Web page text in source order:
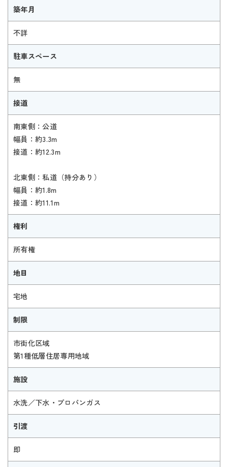
築年月
不詳
駐車スペース
無
接道
南東側：公道
幅員：約3.3m
接道：約12.3m
北東側：私道（持分あり）
幅員：約1.8m
接道：約11.1m
権利
所有権
地目
宅地
制限
市街化区域
第1種低層住居専用地域
施設
水洗／下水・プロパンガス
引渡
即